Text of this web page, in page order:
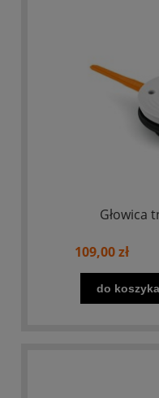
Głowica
109,00 zł
do koszyka